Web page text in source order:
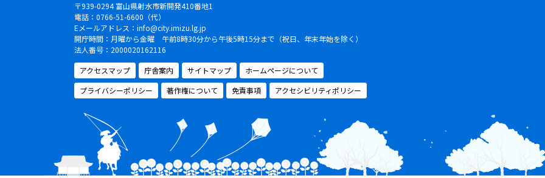
〒939-0294 富山県射水市新開発410番地1
電話：0766-51-6600（代）
Eメールアドレス： info@city.imizu.lg.jp
開庁時間：月曜から金曜 午前8時30分から午後5時15分まで（祝日、年末年始を除く）
法人番号：2000020162116
アクセスマップ
庁舎案内 サイトマップ
ホームページについて
プライバシーポリシー
著作権について 免責事項 アクセシビリティポリシー